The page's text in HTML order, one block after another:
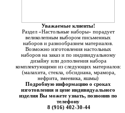
Уважаемые клиенты!
Раздел «Настольные наборы» порадует
великолепным выбором письменных
наборов и разнообразием материалов.
Возможно изготовления настольных
наборов на заказ и по индивидуальному
дизайну или дополнения набора
комплектующими из следующих материалов:
(малахита, стекла, обсидиана, мрамора,
нефрита, змеевика, яшмы)
Подробную информацию о сроках
изготовления и цене индивидуального
изделия Вы можете узнать, позвонив по
телефону
8 (916) 402-30-44